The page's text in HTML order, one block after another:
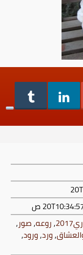
,روعه,صور,
,ورد,ورود,